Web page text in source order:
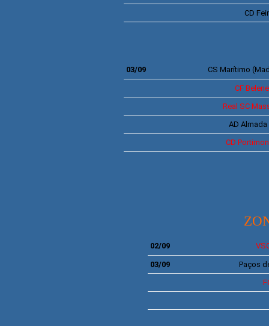
CD
03/09 CS Marítimo
CF
Real SC
AD Almada
CD
02/09
03/09
Paços